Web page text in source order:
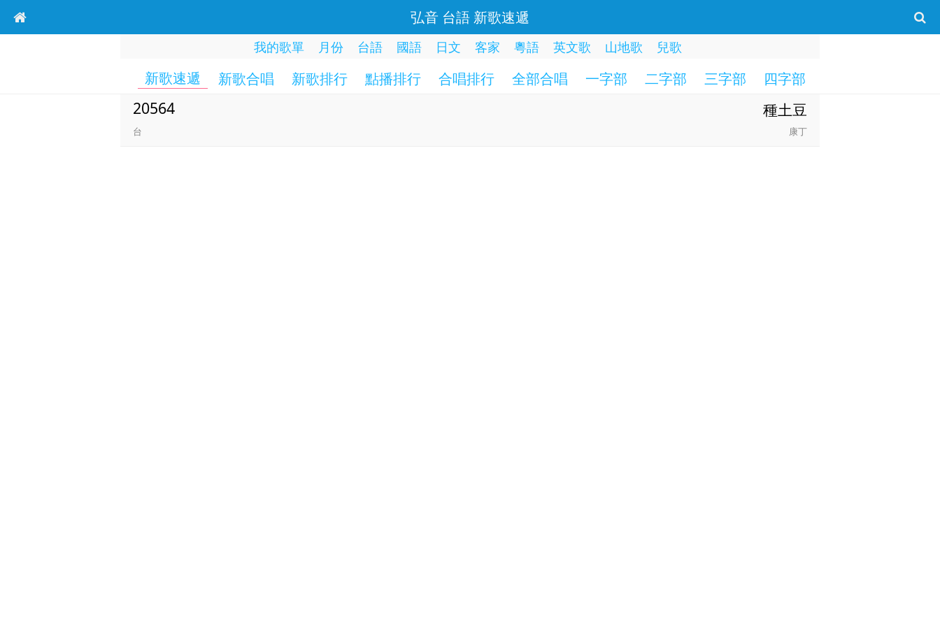
弘音 台語 新歌速遞
我的歌單 月份 台語 國語 日文 客家 粵語 英文歌 山地歌 兒歌
新歌速遞 新歌合唱 新歌排行 點播排行 合唱排行 全部合唱 一字部 二字部 三字部 四字部
20564 種土豆
台 康丁